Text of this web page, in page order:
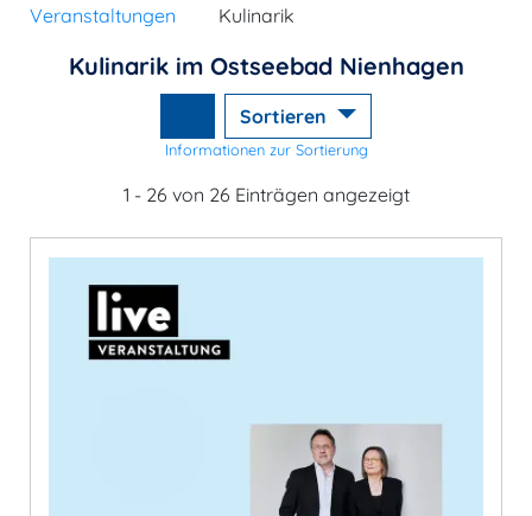
Veranstaltungen
Kulinarik
Kulinarik im Ostseebad Nienhagen
Sortieren
Informationen zur Sortierung
1 - 26 von 26 Einträgen angezeigt